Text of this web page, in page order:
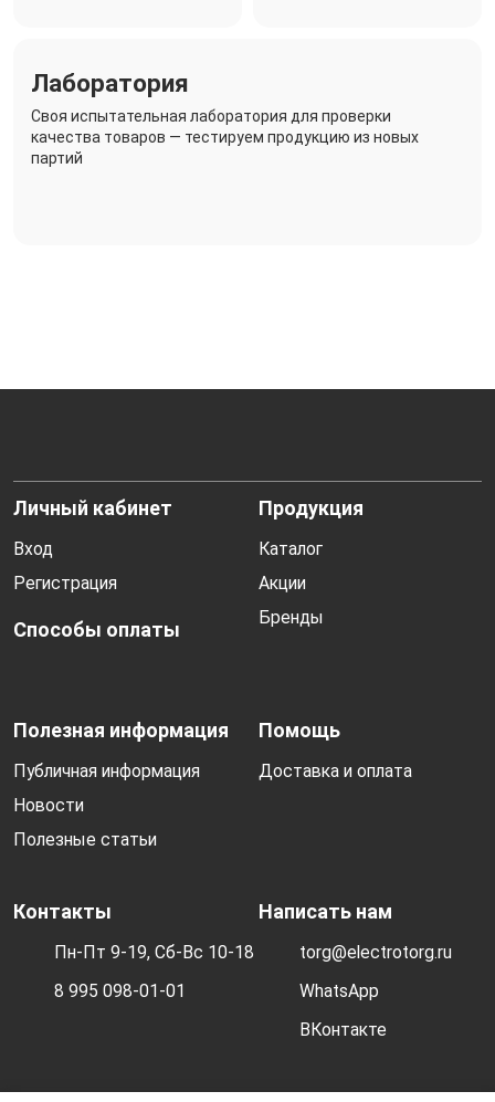
Лаборатория
Своя испытательная лаборатория для проверки
качества товаров — тестируем продукцию из новых
партий
Личный кабинет
Вход
Регистрация
Способы оплаты
Продукция
Каталог
Акции
Бренды
Полезная информация
Публичная информация
Новости
Полезные статьи
Помощь
Доставка и оплата
Контакты
Пн-Пт 9-19, Сб-Вс 10-18
8 995 098-01-01
Написать нам
torg@electrotorg.ru
WhatsApp
ВКонтакте